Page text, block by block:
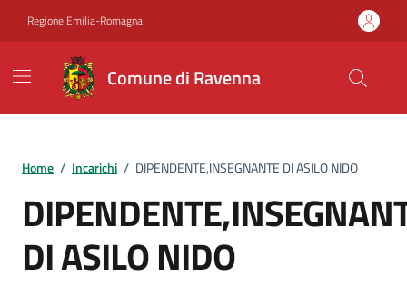
Regione Emilia-Romagna
Comune di Ravenna
Home / Incarichi / DIPENDENTE,INSEGNANTE DI ASILO NIDO
DI ASILO NIDO